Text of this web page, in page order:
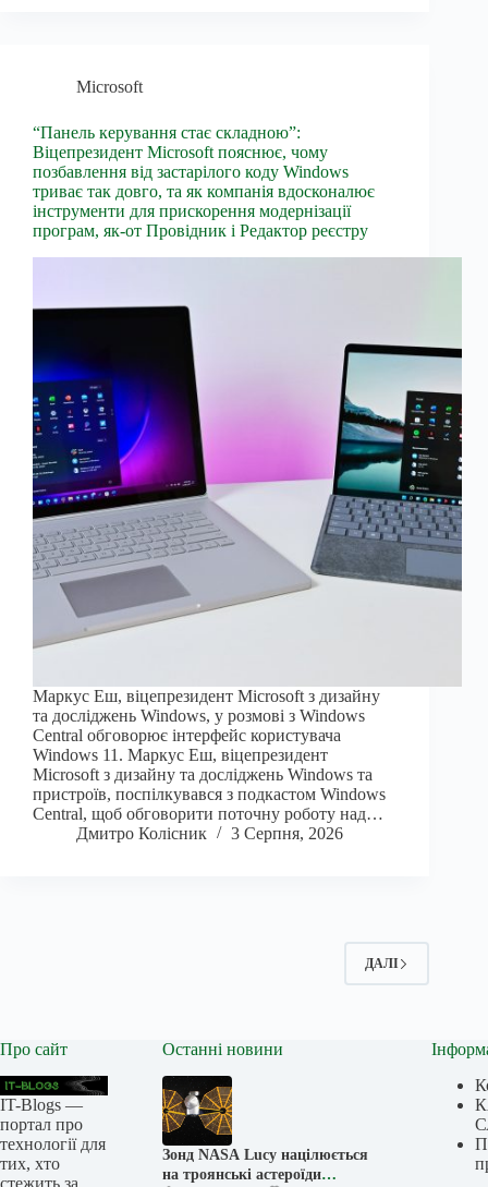
Microsoft
“Панель керування стає складною”:
Віцепрезидент Microsoft пояснює, чому
позбавлення від застарілого коду Windows
триває так довго, та як компанія вдосконалює
інструменти для прискорення модернізації
програм, як-от Провідник і Редактор реєстру
Маркус Еш, віцепрезидент Microsoft з дизайну
та досліджень Windows, у розмові з Windows
Central обговорює інтерфейс користувача
Windows 11. Маркус Еш, віцепрезидент
Microsoft з дизайну та досліджень Windows та
пристроїв, поспілкувався з подкастом Windows
Central, щоб обговорити поточну роботу над…
Дмитро Колісник
3 Серпня, 2026
ДАЛІ
Про сайт
IT-Blogs —
портал про
технології для
тих, хто
стежить за
Останні новини
Зонд NASA Lucy націлюється
на троянські астероїди